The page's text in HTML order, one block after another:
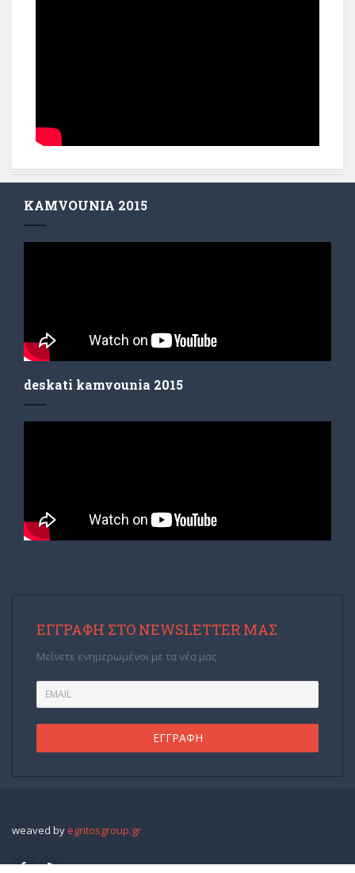
KAMVOUNIA 2015
deskati kamvounia 2015
ΕΓΓΡΑΦΉ ΣΤΟ NEWSLETTER ΜΑΣ
Μείνετε ενημερωμένοι με τα νέα μας
weaved by egritosgroup.gr